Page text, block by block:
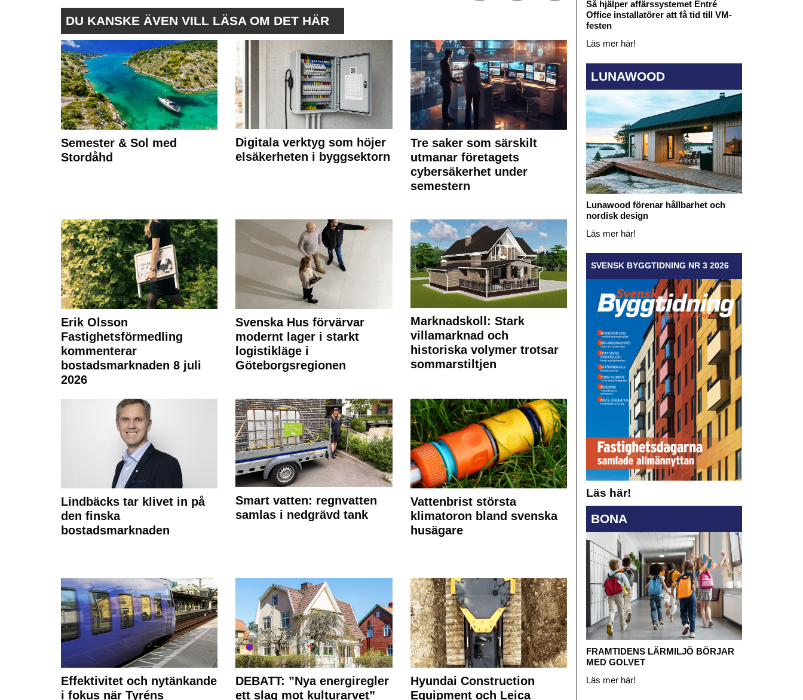
DU KANSKE ÄVEN VILL LÄSA OM DET HÄR
Semester & Sol med
Stordåhd
Digitala verktyg som höjer
elsäkerheten i byggsektorn
Tre saker som särskilt
utmanar företagets
cybersäkerhet under
semestern
Erik Olsson
Fastighetsförmedling
kommenterar
bostadsmarknaden 8 juli
2026
Svenska Hus förvärvar
modernt lager i starkt
logistikläge i
Göteborgsregionen
Marknadskoll: Stark
villamarknad och
historiska volymer trotsar
sommarstiltjen
Lindbäcks tar klivet in på
den finska
bostadsmarknaden
Smart vatten: regnvatten
samlas i nedgrävd tank
Vattenbrist största
klimatoron bland svenska
husägare
Effektivitet och nytänkande
i fokus när Tyréns
DEBATT: ”Nya energiregler
ett slag mot kulturarvet”
Hyundai Construction
Equipment och Leica
Så hjälper affärssystemet Entré
Office installatörer att få tid till VM-
festen
Läs mer här!
LUNAWOOD
Lunawood förenar hållbarhet och
nordisk design
Läs mer här!
SVENSK BYGGTIDNING NR 3 2026
Läs här!
BONA
FRAMTIDENS LÄRMILJÖ BÖRJAR
MED GOLVET
Läs mer här!